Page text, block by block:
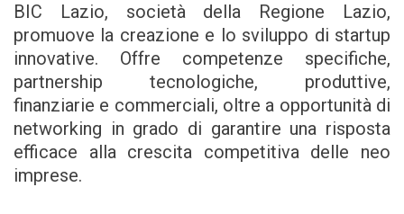
BIC Lazio, società della Regione Lazio,
promuove la creazione e lo sviluppo di startup
innovative. Offre competenze specifiche,
partnership tecnologiche, produttive,
finanziarie e commerciali, oltre a opportunità di
networking in grado di garantire una risposta
efficace alla crescita competitiva delle neo
imprese.